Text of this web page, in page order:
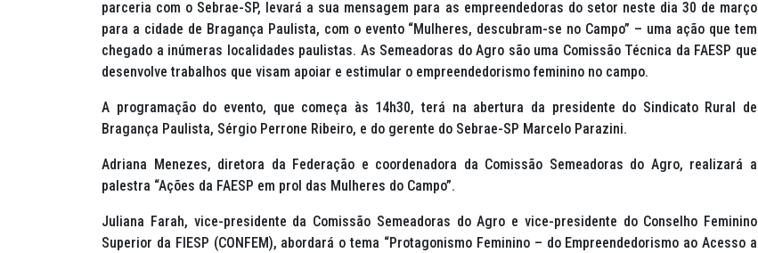
parceria com o Sebrae-SP, levará a sua mensagem para as empreendedoras do setor neste dia 30 de março
para a cidade de Bragança Paulista, com o evento “Mulheres, descubram-se no Campo” – uma ação que tem
chegado a inúmeras localidades paulistas. As Semeadoras do Agro são uma Comissão Técnica da FAESP que
desenvolve trabalhos que visam apoiar e estimular o empreendedorismo feminino no campo.
A programação do evento, que começa às 14h30, terá na abertura da presidente do Sindicato Rural de
Bragança Paulista, Sérgio Perrone Ribeiro, e do gerente do Sebrae-SP Marcelo Parazini.
Adriana Menezes, diretora da Federação e coordenadora da Comissão Semeadoras do Agro, realizará a
palestra “Ações da FAESP em prol das Mulheres do Campo”.
Juliana Farah, vice-presidente da Comissão Semeadoras do Agro e vice-presidente do Conselho Feminino
Superior da FIESP (CONFEM), abordará o tema “Protagonismo Feminino – do Empreendedorismo ao Acesso a